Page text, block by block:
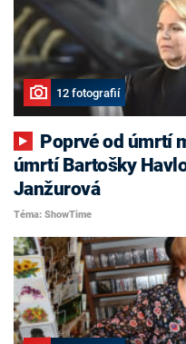
12 fotografií
úmrtí Bartošky
Janžurová
Téma: ShowTime